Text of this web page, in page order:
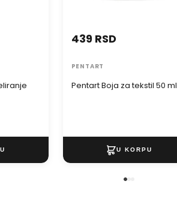
Pentart Boja za tekstil 50 ml
439 RSD
PENTART